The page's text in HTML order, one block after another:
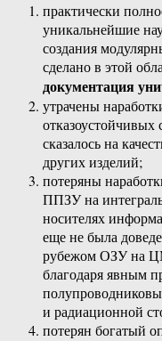
практически
уникальнейшие
создания
сделано в этой
документация
утрачены
отказоустойчивых
сказалось на
других изделий;
потеряны
ППЗУ на
носителях
еще не была
рубежом ОЗУ на
благодаря явным
и радиационной
потерян богатый